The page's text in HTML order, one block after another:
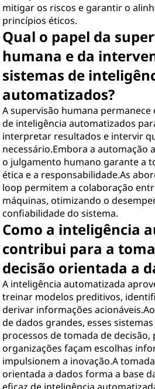
mitigar os riscos e garantir o
princípios éticos.
Qual o papel da
humana e da
sistemas de
automatizados?
A supervisão humana permanece
de inteligência automatizados
interpretar resultados e intervir
necessário.Embora a automação
o julgamento humano garante a
ética e a responsabilidade.As
loop permitem a colaboração
máquinas, otimizando o
confiabilidade do sistema.
Como a inteligência
contribui para a
decisão orientada a
A inteligência automatizada
treinar modelos preditivos,
derivar informações
de dados grandes, esses
processos de tomada de
organizações façam escolhas
impulsionem a inovação.A
orientada a dados forma a base